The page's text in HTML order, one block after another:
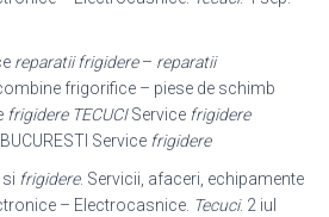
reparatii frigidere– reparatii
frigorifice – piese de schimb
frigidere TECUCIService frigidere
Service frigidere
frigidere. Servicii, afaceri, echipamente
– Electrocasnice. Tecuci. 2 iul